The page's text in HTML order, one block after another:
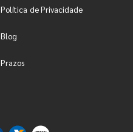
Política de Privacidade
Blog
Prazos